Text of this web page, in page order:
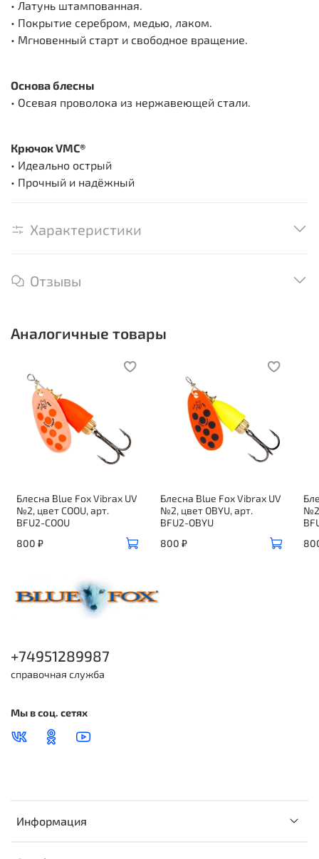
• Латунь штампованная.
• Покрытие серебром, медью, лаком.
• Мгновенный старт и свободное вращение.
Основа блесны
• Осевая проволока из нержавеющей стали.
Крючок VMC®
• Идеально острый
• Прочный и надёжный
Характеристики
Отзывы
Аналогичные товары
Блесна Blue Fox Vibrax UV
№2, цвет COOU, арт.
BFU2-COOU
800 ₽
Блесна Blue Fox Vibrax UV
№2, цвет OBYU, арт.
BFU2-OBYU
800 ₽
Информация
+74951289987
справочная служба
Мы в соц. сетях